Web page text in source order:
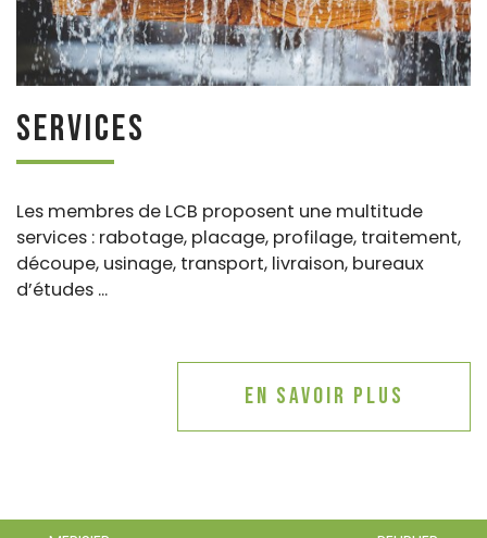
Services
Les membres de LCB proposent une multitude
services : rabotage, placage, profilage, traitement,
découpe, usinage, transport, livraison, bureaux
d’études ...
En savoir plus